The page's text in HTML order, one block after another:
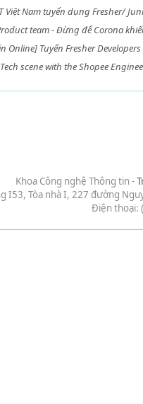
Việt Nam tuyển dụng Fresher/
team - Đừng để Corona
Online] Tuyển Fresher Developers
scene with the Shopee
Khoa Công nghệ Thông tin -
I53, Tòa nhà I, 227 đường
Điện thoại: